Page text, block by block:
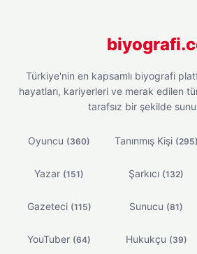
Türkiye'nin en kapsamlı biyografi
hayatları, kariyerleri ve merak edilen
tarafsız bir şekilde
Oyuncu (360) Tanınmış Kişi (295)
Yazar (151) Şarkıcı (132)
Gazeteci (115) Sunucu (81)
YouTuber (64) Hukukçu (39)